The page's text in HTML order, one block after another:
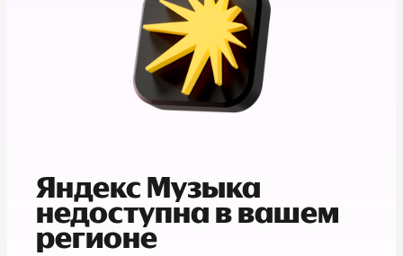
Яндекс Музыка
недоступна в вашем
регионе